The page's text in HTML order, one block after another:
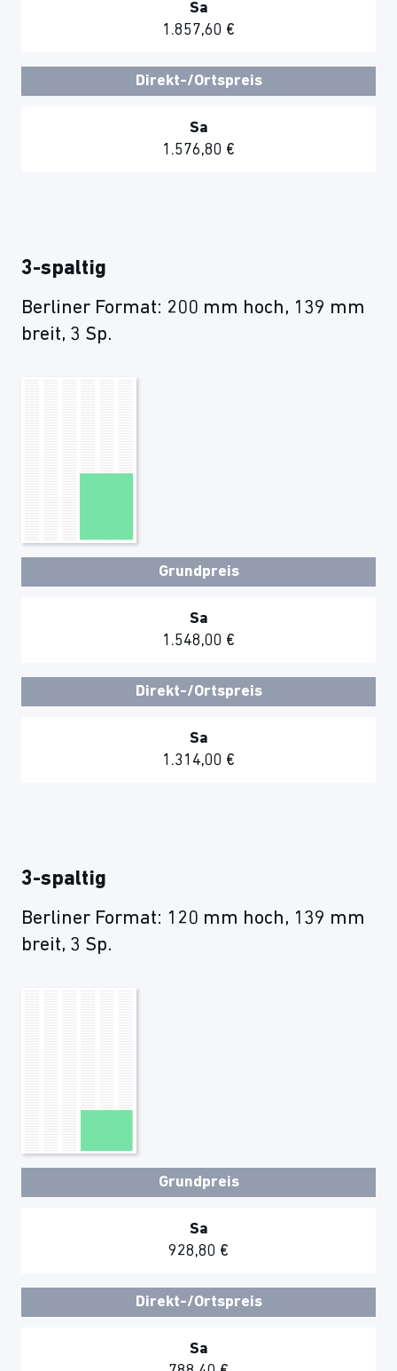
Sa
1.857,60 €
Direkt-/Ortspreis
Sa
1.576,80 €
3-spaltig
Berliner Format: 200 mm hoch, 139 mm
breit, 3 Sp.
Grundpreis
Sa
1.548,00 €
Direkt-/Ortspreis
Sa
1.314,00 €
3-spaltig
Berliner Format: 120 mm hoch, 139 mm
breit, 3 Sp.
Grundpreis
Sa
928,80 €
Direkt-/Ortspreis
Sa